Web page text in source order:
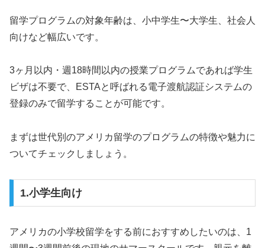
留学プログラムの対象年齢は、小中学生〜大学生、社会人
向けなど幅広いです。
3ヶ月以内・週18時間以内の授業プログラムであれば学生
ビザは不要で、ESTAと呼ばれる電子渡航認証システムの
登録のみで留学することが可能です。
まずは世代別のアメリカ留学のプログラムの特徴や魅力に
ついてチェックしましょう。
1.小学生向け
アメリカの小学校留学をする前におすすめしたいのは、1